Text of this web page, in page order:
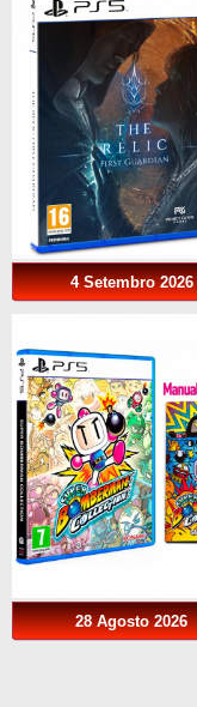
4 Setembro 2026
28 Agosto 2026